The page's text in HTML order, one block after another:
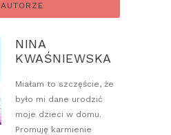
NINA
KWAŚNIEWSKA
Miałam to szczęście, że
było mi dane urodzić
moje dzieci w domu.
Promuję karmienie